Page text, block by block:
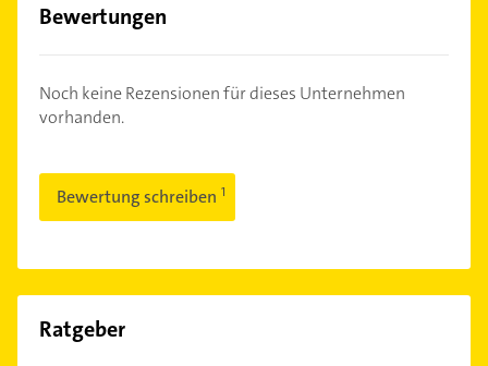
Bewertungen
Noch keine Rezensionen für dieses Unternehmen
vorhanden.
Bewertung schreiben
Ratgeber